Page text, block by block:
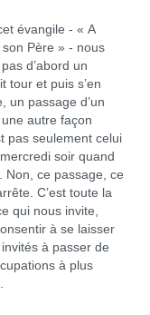
évangile - « A
son Père » - nous
d’abord un
tour et puis s’en
un passage d’un
autre façon
pas seulement celui
soir quand
Non, ce passage, ce
C’est toute la
qui nous invite,
à se laisser
à passer de
à plus